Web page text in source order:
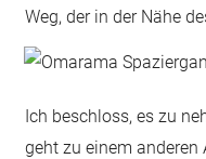
Weg, der in der Nähe
Ich beschloss, es zu
geht zu einem